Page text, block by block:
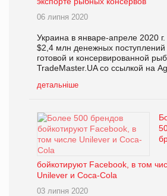
06 липня 2020
Украина в январе-апреле 2020
$2,4 млн денежных поступлений
готовой и консервированной
TradeMaster.UA со ссылкой на
детальніше
бойкотируют Facebook, в том
Unilever и Coca-Cola
03 липня 2020